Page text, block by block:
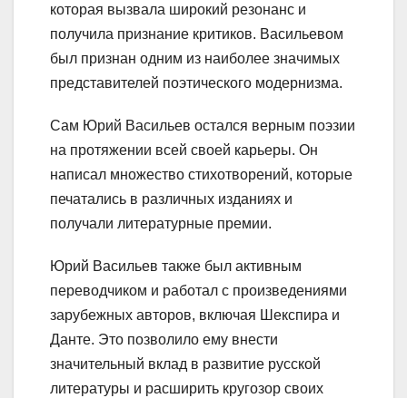
которая вызвала широкий резонанс и
получила признание критиков. Васильевом
был признан одним из наиболее значимых
представителей поэтического модернизма.
Сам Юрий Васильев остался верным поэзии
на протяжении всей своей карьеры. Он
написал множество стихотворений, которые
печатались в различных изданиях и
получали литературные премии.
Юрий Васильев также был активным
переводчиком и работал с произведениями
зарубежных авторов, включая Шекспира и
Данте. Это позволило ему внести
значительный вклад в развитие русской
литературы и расширить кругозор своих